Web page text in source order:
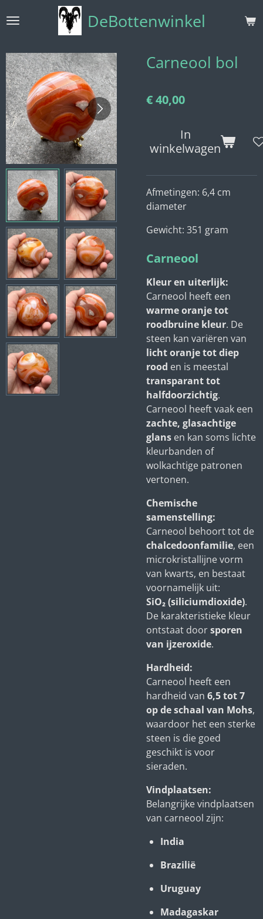
direct
de
hoofdinhoud
DeBottenwinkel
Carneool bol
€ 40,00
In
winkelwagen
Afmetingen: 6,4 cm
diameter
Gewicht: 351 gram
Carneool
Kleur en uiterlijk:
Carneool heeft een
warme oranje tot
roodbruine kleur. De
steen kan variëren van
licht oranje tot diep
rood en is meestal
transparant tot
halfdoorzichtig.
Carneool heeft vaak een
zachte, glasachtige
glans en kan soms lichte
kleurbanden of
wolkachtige patronen
vertonen.
Chemische
samenstelling:
Carneool behoort tot de
chalcedoonfamilie, een
microkristallijne vorm
van kwarts, en bestaat
voornamelijk uit:
SiO₂ (siliciumdioxide).
De karakteristieke kleur
ontstaat doorsporen
van ijzeroxide.
Hardheid:
Carneool heeft een
hardheid van 6,5 tot 7
op de schaal van Mohs,
waardoor het een sterke
steen is die goed
geschikt is voor
sieraden.
Vindplaatsen:
Belangrijke vindplaatsen
van carneool zijn:
India
Brazilië
Uruguay
Madagaskar